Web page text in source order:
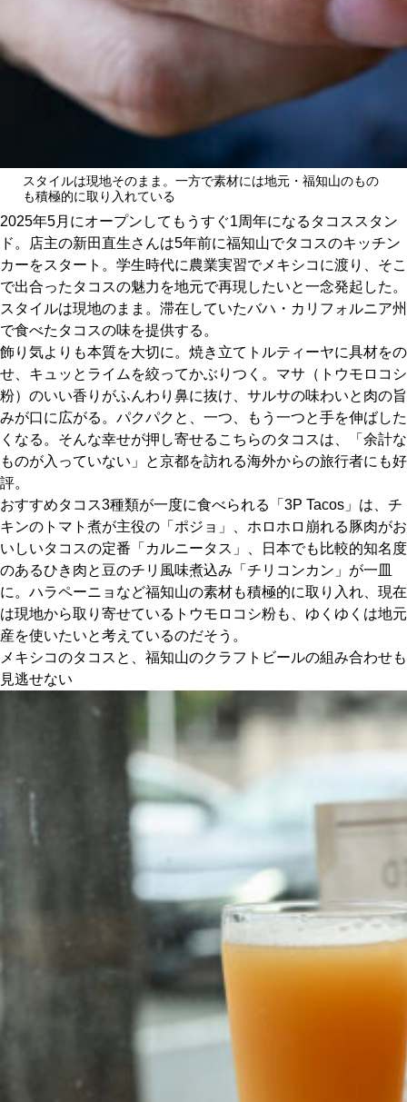
誠光社で選びました。
おすすめの本
おすすめのイベント
スタイルは現地そのまま。一方で素材には地元・福知山のもの
も積極的に取り入れている
2025年5月にオープンしてもうすぐ1周年になるタコススタン
ド。店主の新田直生さんは5年前に福知山でタコスのキッチン
カーをスタート。学生時代に農業実習でメキシコに渡り、そこ
で出合ったタコスの魅力を地元で再現したいと一念発起した。
スタイルは現地のまま。滞在していたバハ・カリフォルニア州
で食べたタコスの味を提供する。
飾り気よりも本質を大切に。焼き立てトルティーヤに具材をの
せ、キュッとライムを絞ってかぶりつく。マサ（トウモロコシ
粉）のいい香りがふんわり鼻に抜け、サルサの味わいと肉の旨
みが口に広がる。パクパクと、一つ、もう一つと手を伸ばした
くなる。そんな幸せが押し寄せるこちらのタコスは、「余計な
ものが入っていない」と京都を訪れる海外からの旅行者にも好
評。
おすすめタコス3種類が一度に食べられる「3P Tacos」は、チ
キンのトマト煮が主役の「ポジョ」、ホロホロ崩れる豚肉がお
いしいタコスの定番「カルニータス」、日本でも比較的知名度
のあるひき肉と豆のチリ風味煮込み「チリコンカン」が一皿
に。ハラペーニョなど福知山の素材も積極的に取り入れ、現在
は現地から取り寄せているトウモロコシ粉も、ゆくゆくは地元
産を使いたいと考えているのだそう。
メキシコのタコスと、福知山のクラフトビールの組み合わせも
見逃せない